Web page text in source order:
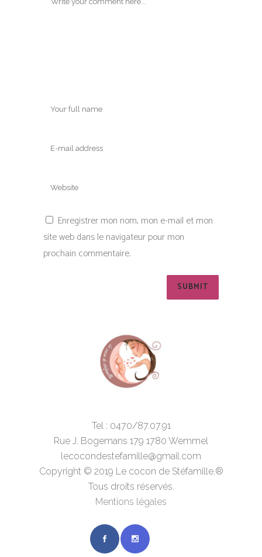
Enregistrer mon nom, mon e-mail et mon
site web dans le navigateur pour mon
prochain commentaire.
Tel : 0470/87.07.91
Rue J. Bogemans 179 1780 Wemmel
lecocondestefamille@gmail.com
Copyright © 2019 Le cocon de Stéfamille.®
Tous droits réservés.
Mentions légales